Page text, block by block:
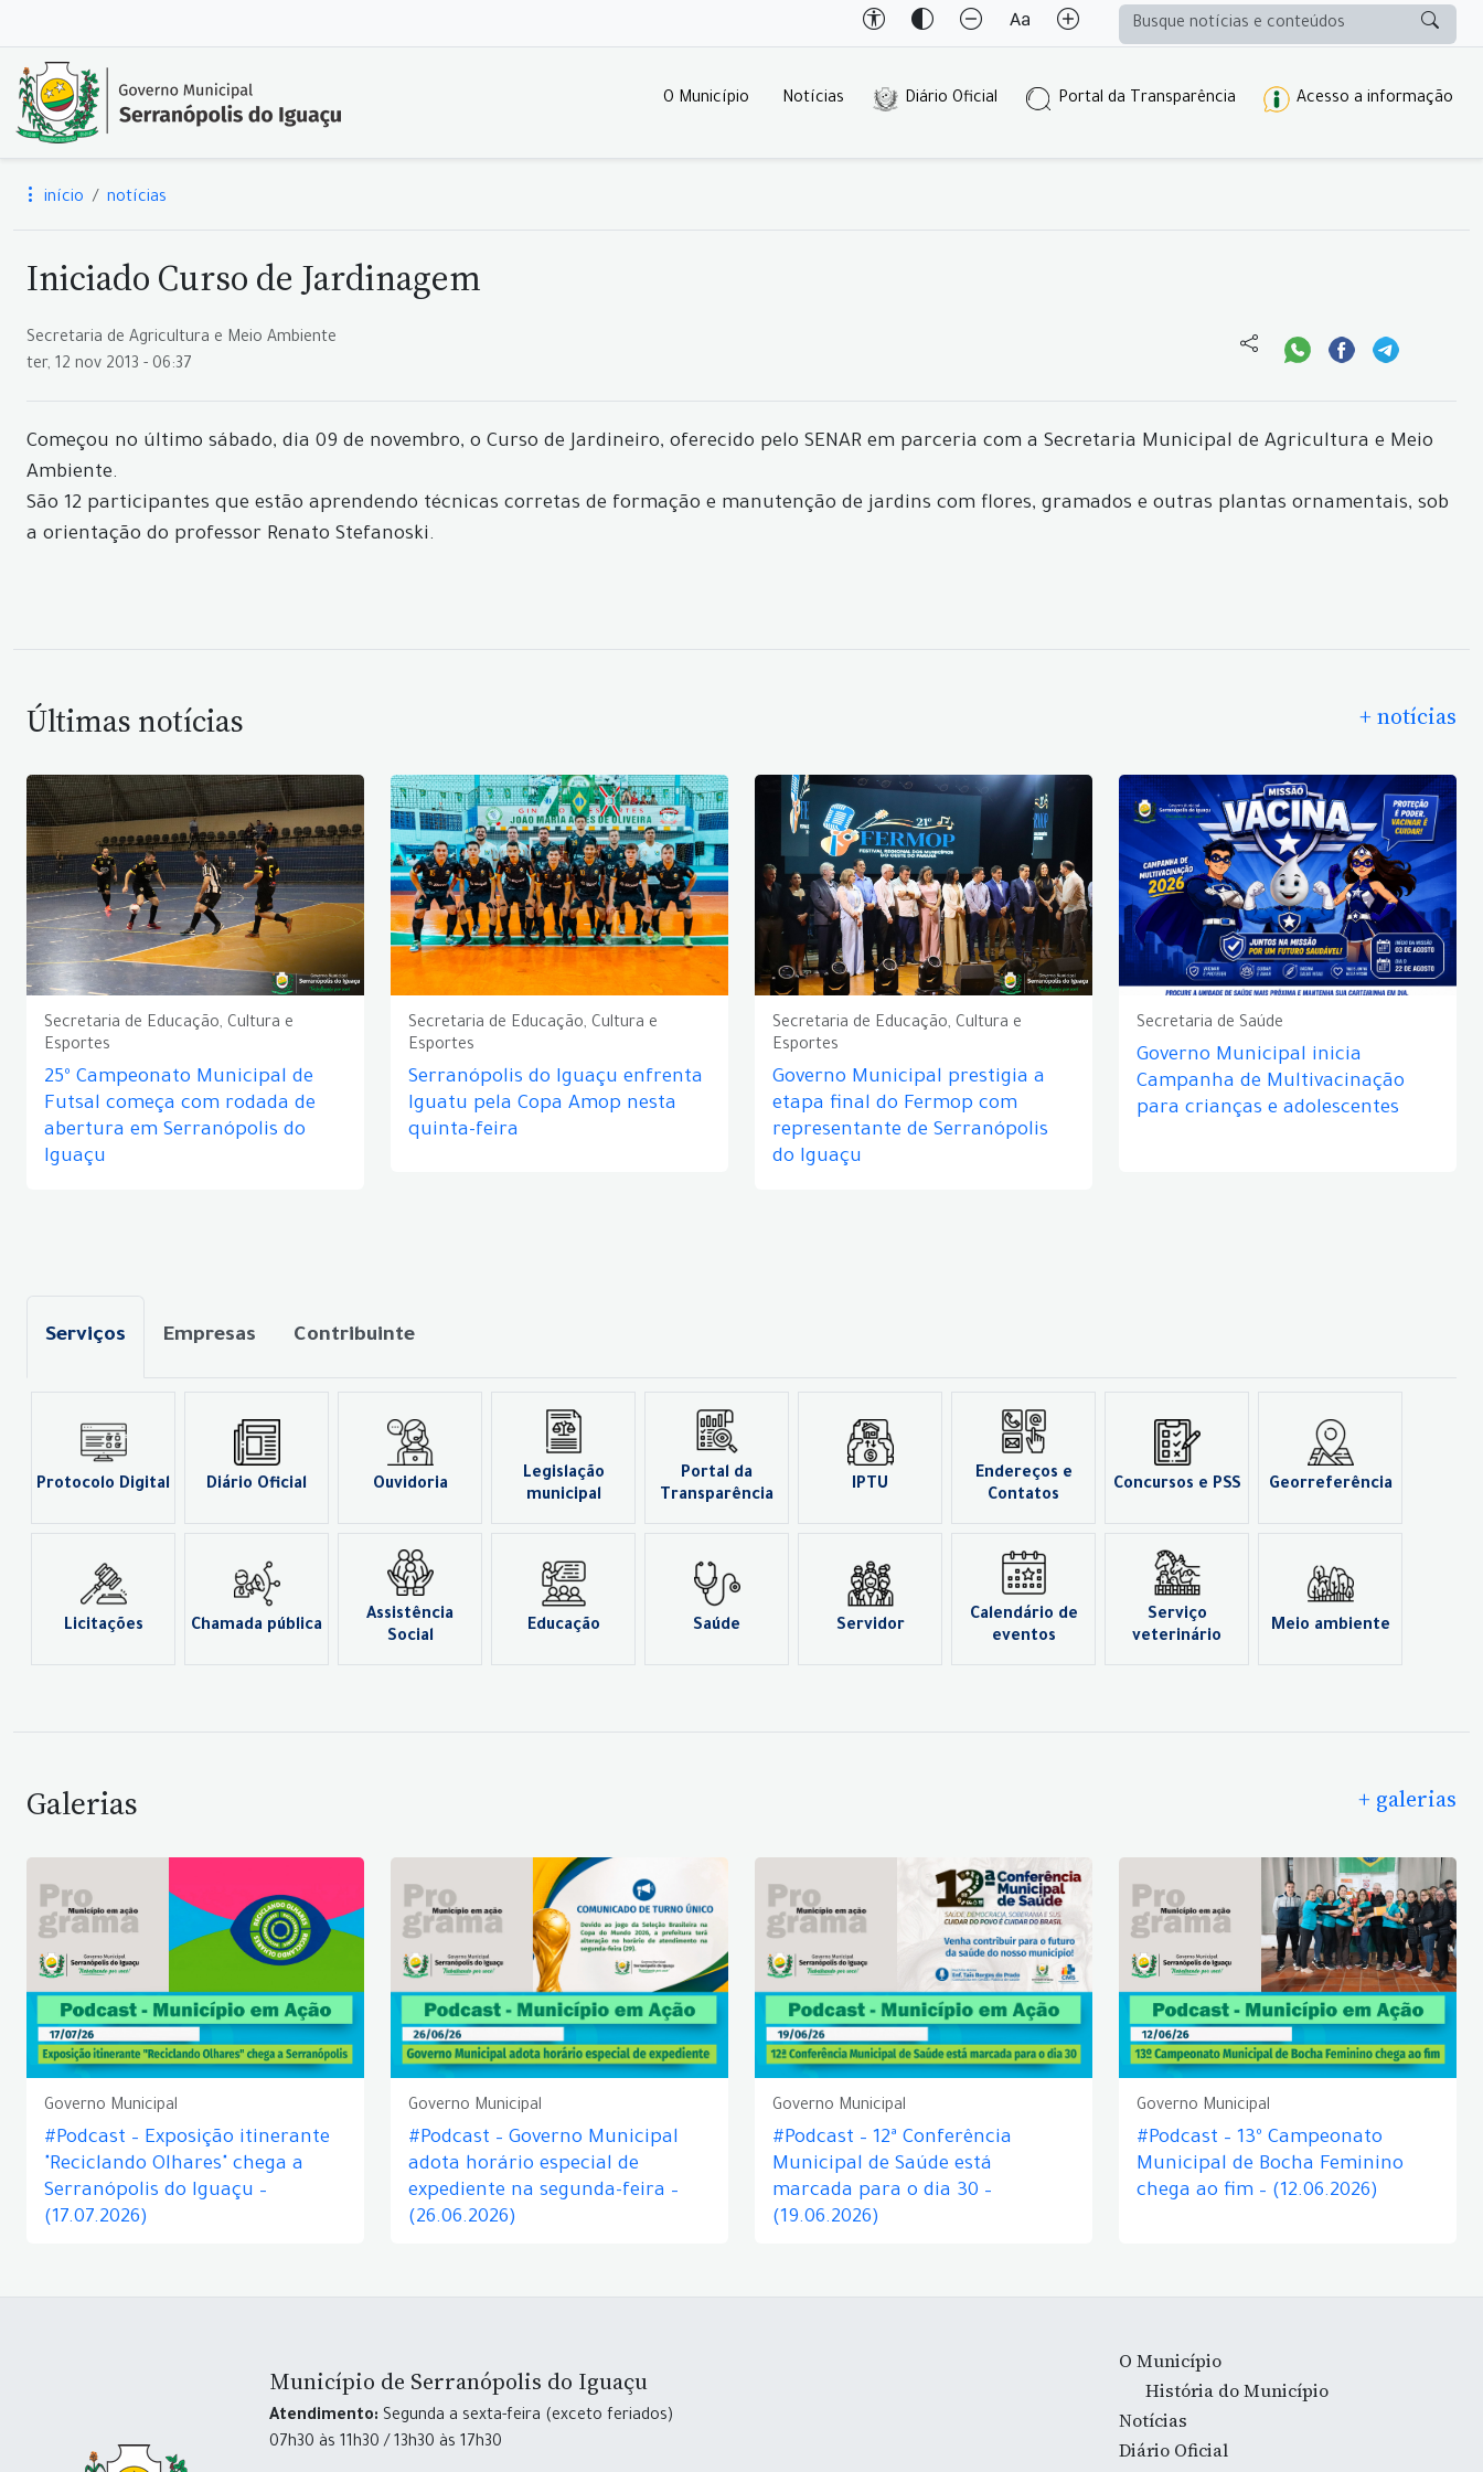
O Município Notícias Diário Oficial Portal da Transparência Acesso a informação
início notícias
Iniciado Curso de Jardinagem
Secretaria de Agricultura e Meio Ambiente
ter, 12 nov 2013 - 06:37
Começou no último sábado, dia 09 de novembro, o Curso de Jardineiro, oferecido pelo SENAR em parceria com a Secretaria Municipal de Agricultura e Meio
Ambiente.
São 12 participantes que estão aprendendo técnicas corretas de formação e manutenção de jardins com flores, gramados e outras plantas ornamentais, sob
a orientação do professor Renato Stefanoski.
Últimas notícias + notícias
Secretaria de Educação, Cultura e
Esportes
25º Campeonato Municipal de
Futsal começa com rodada de
abertura em Serranópolis do
Iguaçu
Secretaria de Educação, Cultura e
Esportes
Serranópolis do Iguaçu enfrenta
Iguatu pela Copa Amop nesta
quinta-feira
Secretaria de Educação, Cultura e
Esportes
Governo Municipal prestigia a
etapa final do Fermop com
representante de Serranópolis
do Iguaçu
Secretaria de Saúde
Governo Municipal inicia
Campanha de Multivacinação
para crianças e adolescentes
Serviços Empresas Contribuinte
Protocolo Digital Diário Oficial Ouvidoria
Legislação
municipal
Portal da
Transparência
IPTU
Endereços e
Contatos
Concursos e PSS Georreferência
Licitações Chamada pública
Assistência
Social
Educação Saúde Servidor
Calendário de
eventos
Serviço
veterinário
Meio ambiente
Galerias + galerias
Governo Municipal
#Podcast – Exposição itinerante
"Reciclando Olhares" chega a
Serranópolis do Iguaçu –
(17.07.2026)
Governo Municipal
#Podcast – Governo Municipal
adota horário especial de
expediente na segunda-feira –
(26.06.2026)
Governo Municipal
#Podcast – 12ª Conferência
Municipal de Saúde está
marcada para o dia 30 –
(19.06.2026)
Governo Municipal
#Podcast – 13º Campeonato
Municipal de Bocha Feminino
chega ao fim – (12.06.2026)
Município de Serranópolis do Iguaçu
Atendimento: Segunda a sexta-feira (exceto feriados)
07h30 às 11h30 / 13h30 às 17h30
O Município
História do Município
Notícias
Diário Oficial